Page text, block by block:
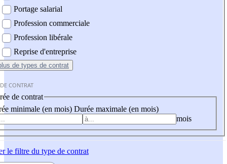
Portage salarial
Profession commerciale
Profession libérale
Reprise d'entreprise
de types de contrat
CONTRAT
de contrat
minimale (en mois) Durée maximale (en mois)
mois
le filtre du type de contrat